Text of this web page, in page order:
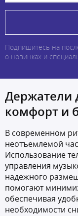
Подпишитесь на
о новинках и
Держатели
комфорт и
В современном
неотъемлемой
Использование
управления
надежного
помогают
обеспечивая
необходимости